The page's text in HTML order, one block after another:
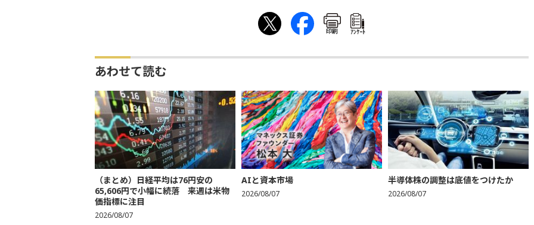
印刷 ｱﾝｹｰﾄ
あわせて読む
（まとめ）日経平均は76円安の
65,606円で小幅に続落 来週は米物
価指標に注目
2026/08/07
AIと資本市場
2026/08/07
半導体株の調整は底値をつけたか
2026/08/07